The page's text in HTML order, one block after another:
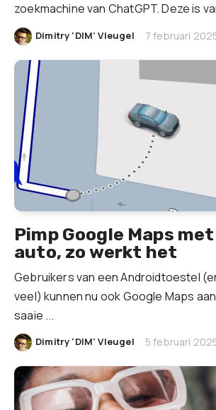
zoekmachine van ChatGPT. Deze is
Dimitry 'DIM' Vleugel 7 februari
Pimp Google Maps
auto, zo werkt het
Gebruikers van een Androidtoestel
veel) kunnen nu ook Google Maps
saaie ...
Dimitry 'DIM' Vleugel 5 februari